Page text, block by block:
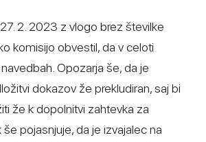
2. 2023 z vlogo brez številke
komisijo obvestil, da v celoti
Opozarja še, da je
dokazov že prekludiran, saj bi
že k dopolnitvi zahtevka za
še pojasnjuje, da je izvajalec na